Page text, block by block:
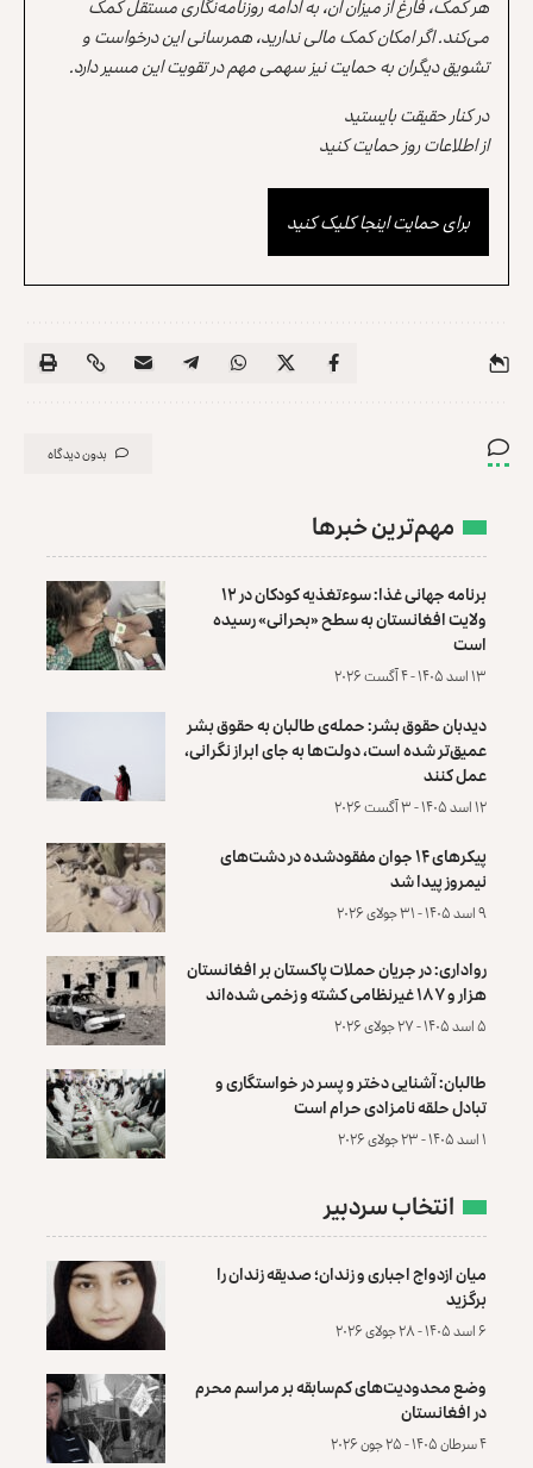
هر کمک، فارغ از میزان آن، به ادامه روزنامه‌نگاری مستقل کمک
می‌کند. اگر امکان کمک مالی ندارید، همرسانی این درخواست و
تشویق دیگران به حمایت نیز سهمی مهم در تقویت این مسیر دارد.
در کنار حقیقت بایستید
از اطلاعات روز حمایت کنید
برای حمایت اینجا کلیک کنید
بدون دیدگاه
مهم‌ترین خبرها
برنامه جهانی غذا: سوءتغذیه کودکان در ۱۲
ولایت افغانستان به سطح «بحرانی» رسیده
است
۱۳ اسد ۱۴۰۵ - ۴ آگست ۲۰۲۶
دیدبان حقوق بشر: حمله‌ی طالبان به حقوق بشر
عمیق‌تر شده است، دولت‌ها به جای ابراز نگرانی،
عمل کنند
۱۲ اسد ۱۴۰۵ - ۳ آگست ۲۰۲۶
پیکرهای ۱۴ جوان مفقودشده در دشت‌های
نیمروز پیدا شد
۹ اسد ۱۴۰۵ - ۳۱ جولای ۲۰۲۶
رواداری: در جریان حملات پاکستان بر افغانستان
هزار و ۱۸۷ غیرنظامی کشته و زخمی شده‌اند
۵ اسد ۱۴۰۵ - ۲۷ جولای ۲۰۲۶
طالبان: آشنایی دختر و پسر در خواستگاری و
تبادل حلقه نامزادی حرام است
۱ اسد ۱۴۰۵ - ۲۳ جولای ۲۰۲۶
انتخاب سردبیر
میان ازدواج اجباری و زندان؛ صدیقه زندان را
برگزید
۶ اسد ۱۴۰۵ - ۲۸ جولای ۲۰۲۶
وضع محدودیت‌های کم‌سابقه بر مراسم محرم
در افغانستان
۴ سرطان ۱۴۰۵ - ۲۵ جون ۲۰۲۶